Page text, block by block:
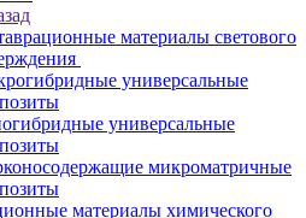
материалы светового
универсальные
универсальные
микроматричные
материалы химического